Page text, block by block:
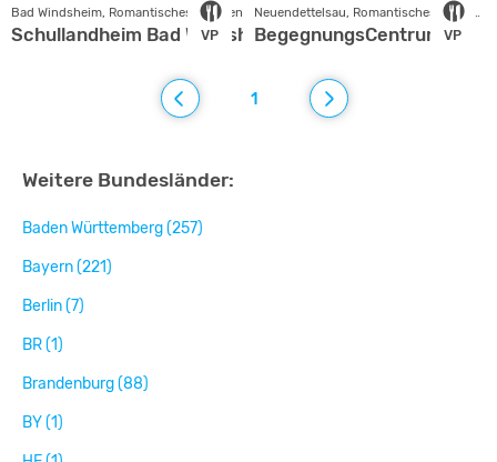
VP
Bad Windsheim, Romantisches Franken
Schullandheim Bad Windsheim VP
Neuendettelsau, Romantisches Franken
BegegnungsCentrum
1
Weitere Bundesländer:
Baden Württemberg (257)
Bayern (221)
Berlin (7)
BR (1)
Brandenburg (88)
BY (1)